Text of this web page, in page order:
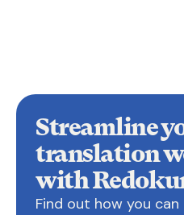
Streamline
translation
with
Find out how you